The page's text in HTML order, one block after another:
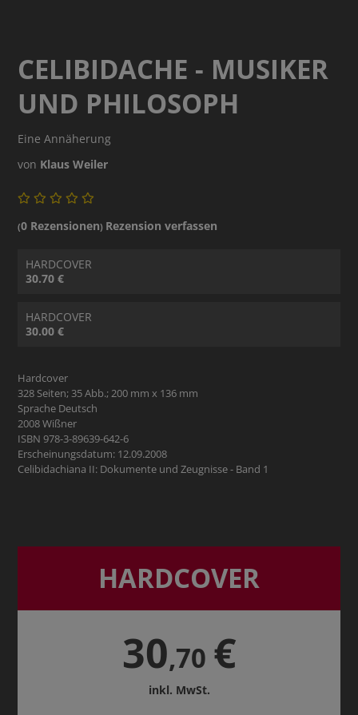
CELIBIDACHE - MUSIKER
UND PHILOSOPH
Eine Annäherung
von Klaus Weiler
(0 Rezensionen) Rezension verfassen
HARDCOVER
30.70 €
HARDCOVER
30.00 €
Hardcover
328 Seiten; 35 Abb.; 200 mm x 136 mm
Sprache Deutsch
2008 Wißner
ISBN 978-3-89639-642-6
Erscheinungsdatum: 12.09.2008
Celibidachiana II: Dokumente und Zeugnisse - Band 1
HARDCOVER
30,70 €
inkl. MwSt.